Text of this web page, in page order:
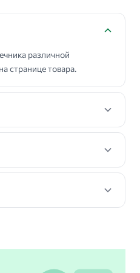
различной
странице товара.